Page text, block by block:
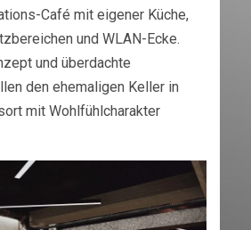
Café mit eigener Küche,
und WLAN-Ecke.
und überdachte
den ehemaligen Keller in
mit Wohlfühlcharakter